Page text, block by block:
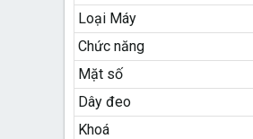
Loại Máy
Chức năng
Mặt số
Dây đeo
Khoá